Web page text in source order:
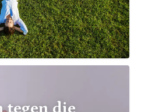
tegen die